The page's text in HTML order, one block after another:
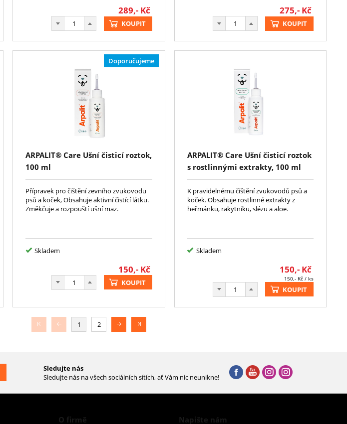
289,-Kč
KOUPIT
275,-Kč
KOUPIT
Doporučujeme
ARPALIT® Care Ušní čisticí roztok,
100 ml
Přípravek pro čištění zevního zvukovodu
psů a koček, Obsahuje aktivní čistící látku.
Změkčuje a rozpouští ušní maz.
Skladem
150,-Kč
KOUPIT
ARPALIT® Care Ušní čisticí roztok
s rostlinnými extrakty, 100 ml
K pravidelnému čištění zvukovodů psů a
koček. Obsahuje rostlinné extrakty z
heřmánku, rakytníku, slézu a aloe.
Skladem
150,-Kč
150,-Kč/ ks
KOUPIT
1 2
Sledujte nás
Sledujte nás na všech sociálních sítích, ať Vám nic neunikne!
O firmě Napište nám